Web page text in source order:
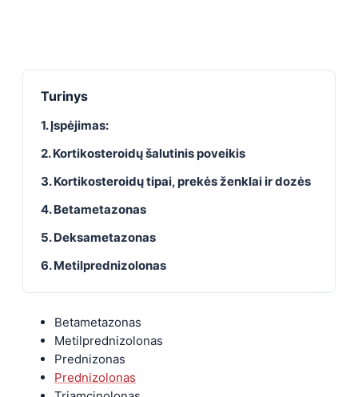
Turinys
1. Įspėjimas:
2. Kortikosteroidų šalutinis poveikis
3. Kortikosteroidų tipai, prekės ženklai ir dozės
4. Betametazonas
5. Deksametazonas
6. Metilprednizolonas
Betametazonas
Metilprednizolonas
Prednizonas
Prednizolonas